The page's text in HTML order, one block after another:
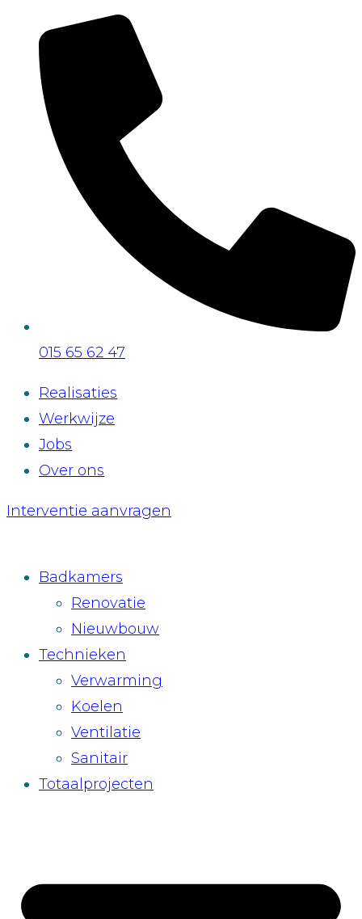
015 65 62 47
Realisaties
Werkwijze
Jobs
Over ons
Interventie aanvragen
Badkamers
Renovatie
Nieuwbouw
Technieken
Verwarming
Koelen
Ventilatie
Sanitair
Totaalprojecten